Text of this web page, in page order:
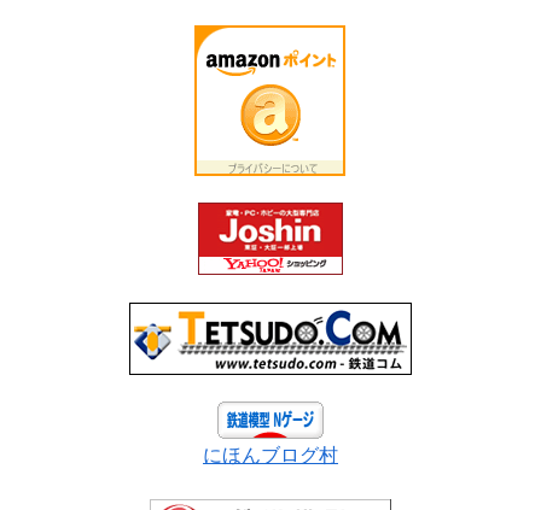
にほんブログ村